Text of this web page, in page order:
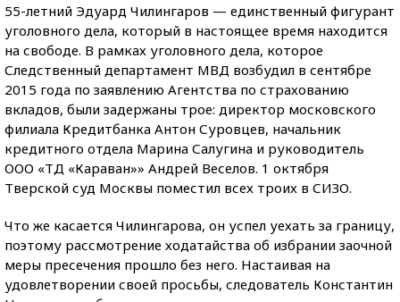
55-летний Эдуард Чилингаров — единственный фигурант
уголовного дела, который в настоящее время находится
на свободе. В рамках уголовного дела, которое
Следственный департамент МВД возбудил в сентябре
2015 года по заявлению Агентства по страхованию
вкладов, были задержаны трое: директор московского
филиала Кредитбанка Антон Суровцев, начальник
кредитного отдела Марина Салугина и руководитель
ООО «ТД «Караван»» Андрей Веселов. 1 октября
Тверской суд Москвы поместил всех троих в СИЗО.
Что же касается Чилингарова, он успел уехать за границу,
поэтому рассмотрение ходатайства об избрании заочной
меры пресечения прошло без него. Настаивая на
удовлетворении своей просьбы, следователь Константин